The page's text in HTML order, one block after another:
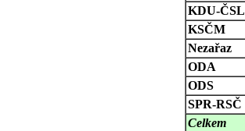
KDU-ČSL
KSČM
Nezařaz
ODA
ODS
SPR-RSČ
Celkem